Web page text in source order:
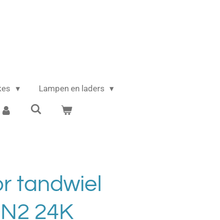
Lampen en laders
tandwiel
24K